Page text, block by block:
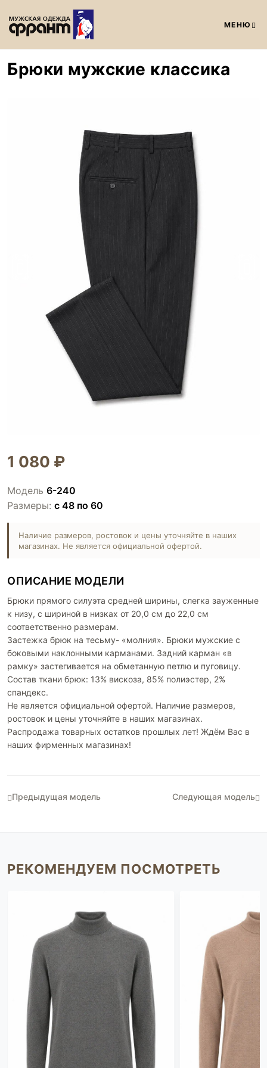
МЕНЮ
Брюки мужские классика
1 080 ₽
Модель 6-240
Размеры: с 48 по 60
Наличие размеров, ростовок и цены уточняйте в наших
магазинах. Не является официальной офертой.
ОПИСАНИЕ МОДЕЛИ
Брюки прямого силуэта средней ширины, слегка зауженные
к низу, с шириной в низках от 20,0 см до 22,0 см
соответственно размерам.
Застежка брюк на тесьму- «молния». Брюки мужские с
боковыми наклонными карманами. Задний карман «в
рамку» застегивается на обметанную петлю и пуговицу.
Состав ткани брюк: 13% вискоза, 85% полиэстер, 2%
спандекс.
Не является официальной офертой. Наличие размеров,
ростовок и цены уточняйте в наших магазинах.
Распродажа товарных остатков прошлых лет! Ждём Вас в
наших фирменных магазинах!
Предыдущая модель Следующая модель
РЕКОМЕНДУЕМ ПОСМОТРЕТЬ